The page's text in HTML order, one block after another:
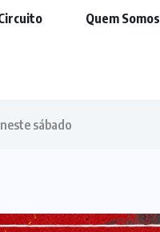
Quem Somos
sábado